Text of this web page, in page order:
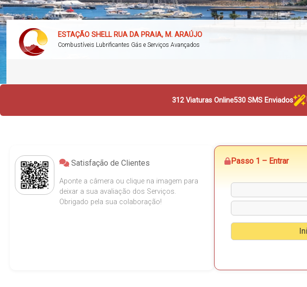
ESTAÇÃO SHELL RUA DA PRAIA, M. ARAÚJO
Combustíveis Lubrificantes Gás e Serviços Avançados
312 Viaturas Online530 SMS Enviados
Satisfação de Clientes
Aponte a câmera ou clique na imagem para
deixar a sua avaliação dos Serviços.
Obrigado pela sua colaboração!
Passo 1 – Entrar